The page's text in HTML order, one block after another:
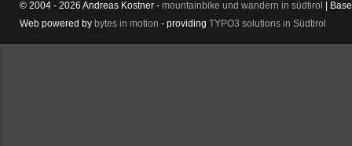
© 2004 - 2026 Andreas Kostner - mountainbike und wandern in südtirol |
Web powered by bytes in motion - providing TYPO3 solutions in Südtirol